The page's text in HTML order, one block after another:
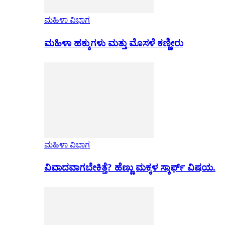
ಮಹಿಳಾ ವಿಭಾಗ
ಮಹಿಳಾ ಹಕ್ಕುಗಳು ಮತ್ತು ಮೊಸಳೆ ಕಣ್ಣೀರು
ಮಹಿಳಾ ವಿಭಾಗ
ವಿವಾದವಾಗಬೇಕಿತ್ತೆ? ಹೆಣ್ಣು ಮಕ್ಕಳ ಸ್ಕಾರ್ಫ್ ವಿಷಯ.